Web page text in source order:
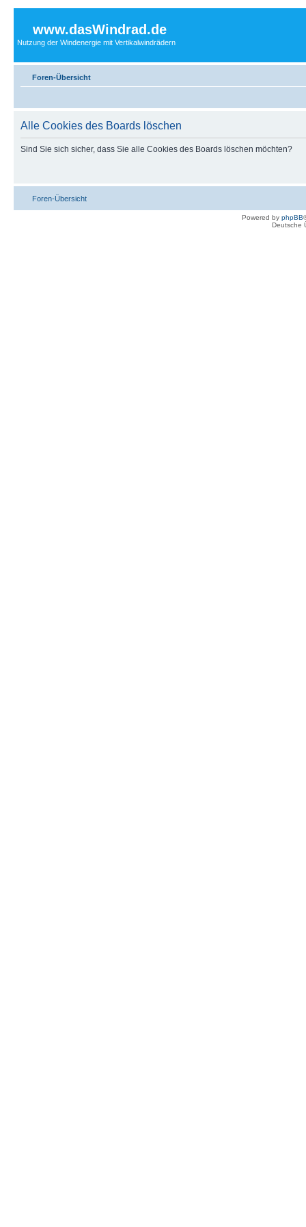
www.dasWindrad.de
Nutzung der Windenergie mit Vertikalwindrädern
Foren-Übersicht
Alle Cookies des Boards löschen
Sind Sie sich sicher, dass Sie alle Cookies des Boards löschen möchten?
Foren-Übersicht
Powered by phpBB
Deutsche